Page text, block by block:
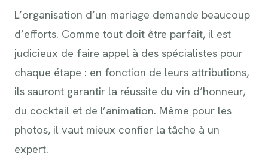
L’organisation d’un mariage demande beaucoup
d’efforts. Comme tout doit être parfait, il est
judicieux de faire appel à des spécialistes pour
chaque étape : en fonction de leurs attributions,
ils sauront garantir la réussite du vin d’honneur,
du cocktail et de l’animation. Même pour les
photos, il vaut mieux confier la tâche à un
expert.